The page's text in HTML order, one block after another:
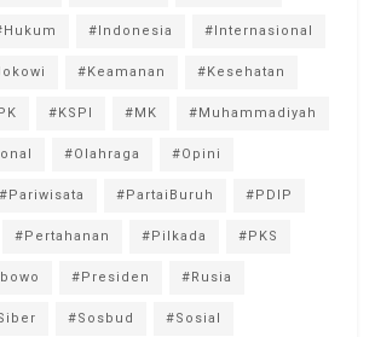
#Indonesia #Internasional
#Keamanan #Kesehatan
#KSPI #MK #Muhammadiyah
#Olahraga #Opini
#Pariwisata #PartaiBuruh #PDIP
#Pertahanan #Pilkada #PKS
#Presiden #Rusia
#Sosbud #Sosial